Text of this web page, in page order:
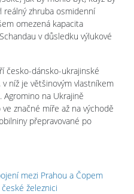
reálný zhruba osmidenní
omezená kapacita
v důsledku výlukové
česko-dánsko-ukrajinské
níž je většinovým vlastníkem
na Ukrajině
značné míře až na východě
přepravované po
mezi Prahou a Čopem
železnici